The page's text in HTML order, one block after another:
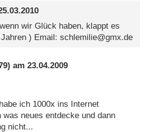
wir Glück haben, klappt es
) Email: schlemilie@gmx.de
am23.04.2009
ich 1000x ins Internet
neues entdecke und dann
nicht...